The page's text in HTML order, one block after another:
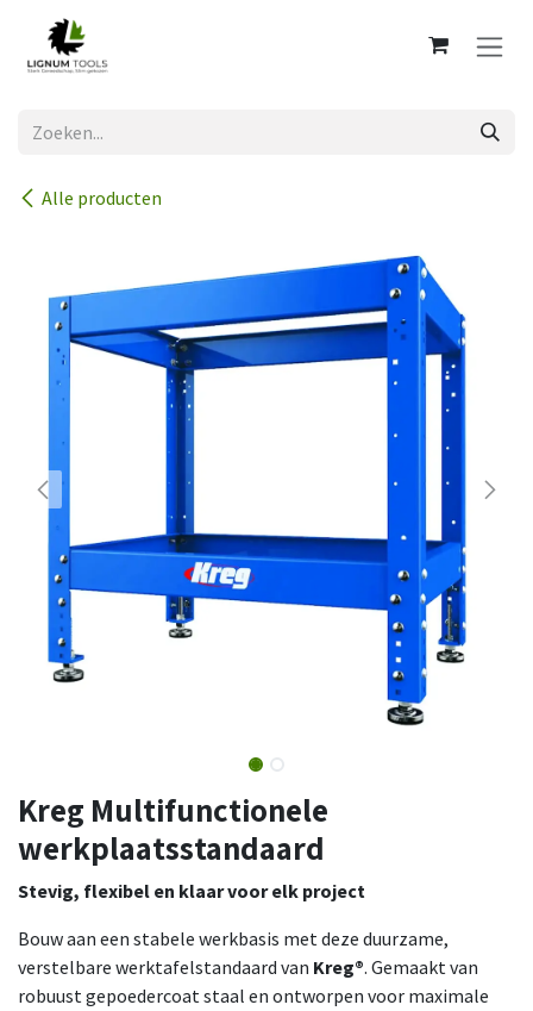
Overslaan naar inhoud
Alle producten
Kreg Multifunctionele
werkplaatsstandaard
Stevig, flexibel en klaar voor elk project
Bouw aan een stabele werkbasis met deze duurzame,
verstelbare werktafelstandaard van Kreg®. Gemaakt van
robuust gepoedercoat staal en ontworpen voor maximale